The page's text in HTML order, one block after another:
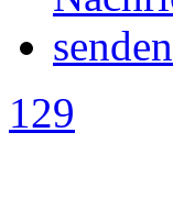
129